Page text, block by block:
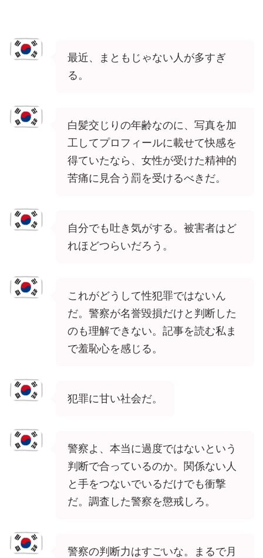
最近、まともじゃない人が多すぎ
る。
白髪交じりの年齢なのに、写真を加
工してプロフィールに載せて快感を
得ていたなら、女性が受けた精神的
苦痛に見合う罰を受けるべきだ。
自分でも吐き気がする。被害者はど
れほどつらいだろう。
これがどうして性犯罪ではないん
だ。警察が名誉毀損だけと判断した
のも理解できない。記事を読む私ま
で羞恥心を感じる。
犯罪に甘い社会だ。
警察よ、本当に過度ではないという
判断で合っているのか。関係ない人
と手をつないでいるだけでも衝撃
だ。調査した警察を懲戒しろ。
警察の判断力はすごいな。まるで月